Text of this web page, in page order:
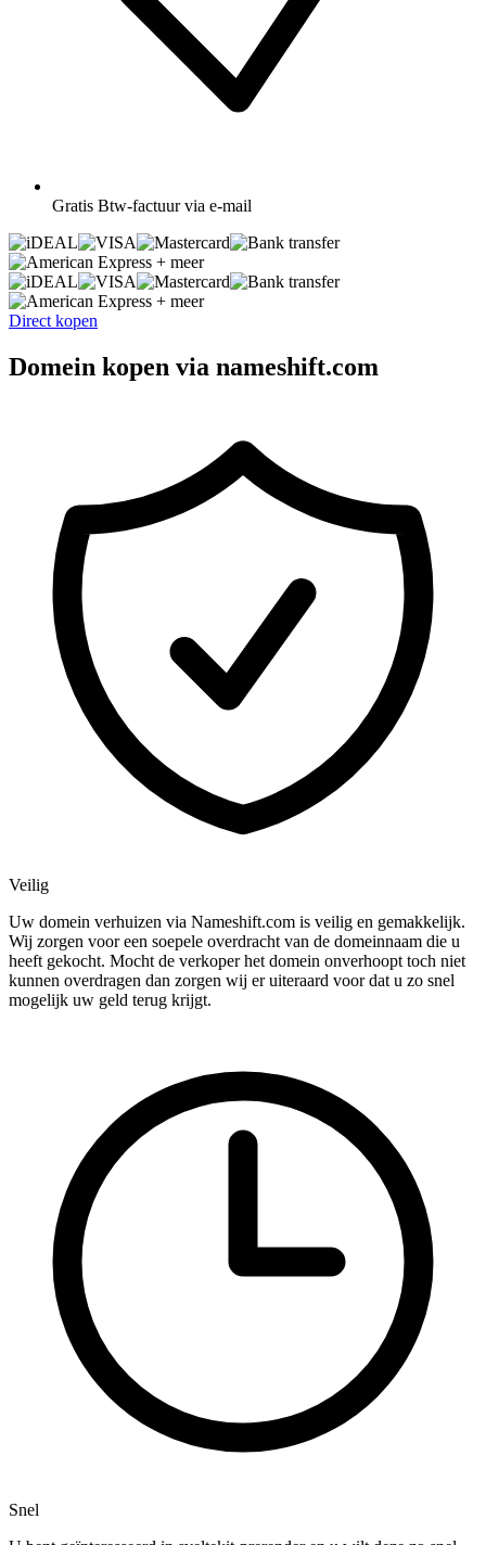
Gratis Btw-factuur via e-mail
+ meer
+ meer
Direct kopen
Domein kopen via nameshift.com
Veilig
Uw domein verhuizen via Nameshift.com is veilig en gemakkelijk.
Wij zorgen voor een soepele overdracht van de domeinnaam die u
heeft gekocht. Mocht de verkoper het domein onverhoopt toch niet
kunnen overdragen dan zorgen wij er uiteraard voor dat u zo snel
mogelijk uw geld terug krijgt.
Snel